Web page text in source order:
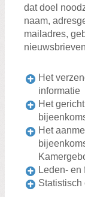
dat doel
naam,
mailadres,
Het
informatie
Het
Het
Leden- en
Statistisch